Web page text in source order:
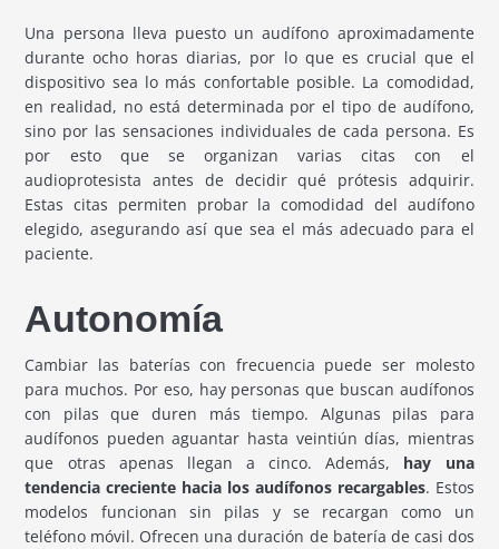
Una persona lleva puesto un audífono aproximadamente
durante ocho horas diarias, por lo que es crucial que el
dispositivo sea lo más confortable posible. La comodidad,
en realidad, no está determinada por el tipo de audífono,
sino por las sensaciones individuales de cada persona. Es
por esto que se organizan varias citas con el
audioprotesista antes de decidir qué prótesis adquirir.
Estas citas permiten probar la comodidad del audífono
elegido, asegurando así que sea el más adecuado para el
paciente.
Autonomía
Cambiar las baterías con frecuencia puede ser molesto
para muchos. Por eso, hay personas que buscan audífonos
con pilas que duren más tiempo. Algunas pilas para
audífonos pueden aguantar hasta veintiún días, mientras
que otras apenas llegan a cinco. Además, hay una
tendencia creciente hacia los audífonos recargables. Estos
modelos funcionan sin pilas y se recargan como un
teléfono móvil. Ofrecen una duración de batería de casi dos